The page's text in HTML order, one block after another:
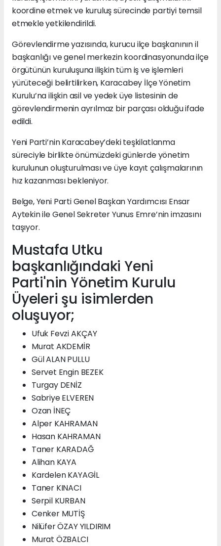
koordine etmek ve kuruluş sürecinde partiyi temsil
etmekle yetkilendirildi.
Görevlendirme yazısında, kurucu ilçe başkanının il
başkanlığı ve genel merkezin koordinasyonunda ilçe
örgütünün kuruluşuna ilişkin tüm iş ve işlemleri
yürüteceği belirtilirken, Karacabey İlçe Yönetim
Kurulu’na ilişkin asil ve yedek üye listesinin de
görevlendirmenin ayrılmaz bir parçası olduğu ifade
edildi.
Yeni Parti’nin Karacabey’deki teşkilatlanma
süreciyle birlikte önümüzdeki günlerde yönetim
kurulunun oluşturulması ve üye kayıt çalışmalarının
hız kazanması bekleniyor.
Belge, Yeni Parti Genel Başkan Yardımcısı Ensar
Aytekin ile Genel Sekreter Yunus Emre’nin imzasını
taşıyor.
Mustafa Utku
başkanlığındaki Yeni
Parti'nin Yönetim Kurulu
Üyeleri şu isimlerden
oluşuyor;
Ufuk Fevzi AKÇAY
Murat AKDEMİR
Gül ALAN PULLU
Servet Engin BEZEK
Turgay DENİZ
Sabriye ELVEREN
Ozan İNEÇ
Alper KAHRAMAN
Hasan KAHRAMAN
Taner KARADAĞ
Alihan KAYA
Kardelen KAYAGİL
Taner KINACI
Serpil KURBAN
Cenker MUTİŞ
Nilüfer ÖZAY YILDIRIM
Murat ÖZBALCI